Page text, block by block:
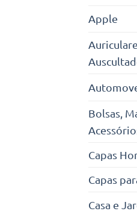
Apple
Bolsas,
Capas
Capas
Casa e